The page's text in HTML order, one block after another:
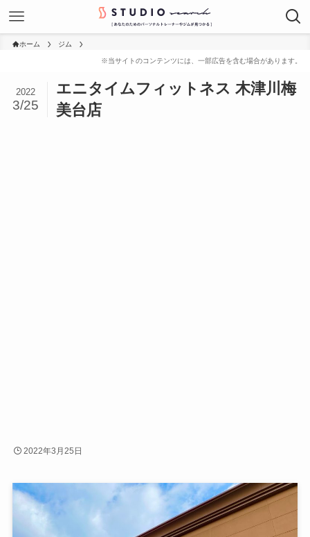
ホーム ジム
エニタイムフィットネス 木津川梅
美台店
2022
3/25
2022年3月25日